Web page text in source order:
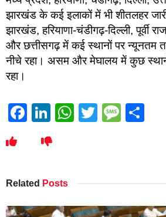
झारखंड के कई इलाकों में भी शीतलहर
झारखंड, हरियाणा-चंडीगढ़-दिल्ली, पूर्वी
और छत्तीसगढ़ में कई स्थानों पर न्यूनतम
नीचे रहा। असम और मेघालय में कुछ
रहा।
Facebook
LinkedIn
WhatsApp
Twitter
Related Posts